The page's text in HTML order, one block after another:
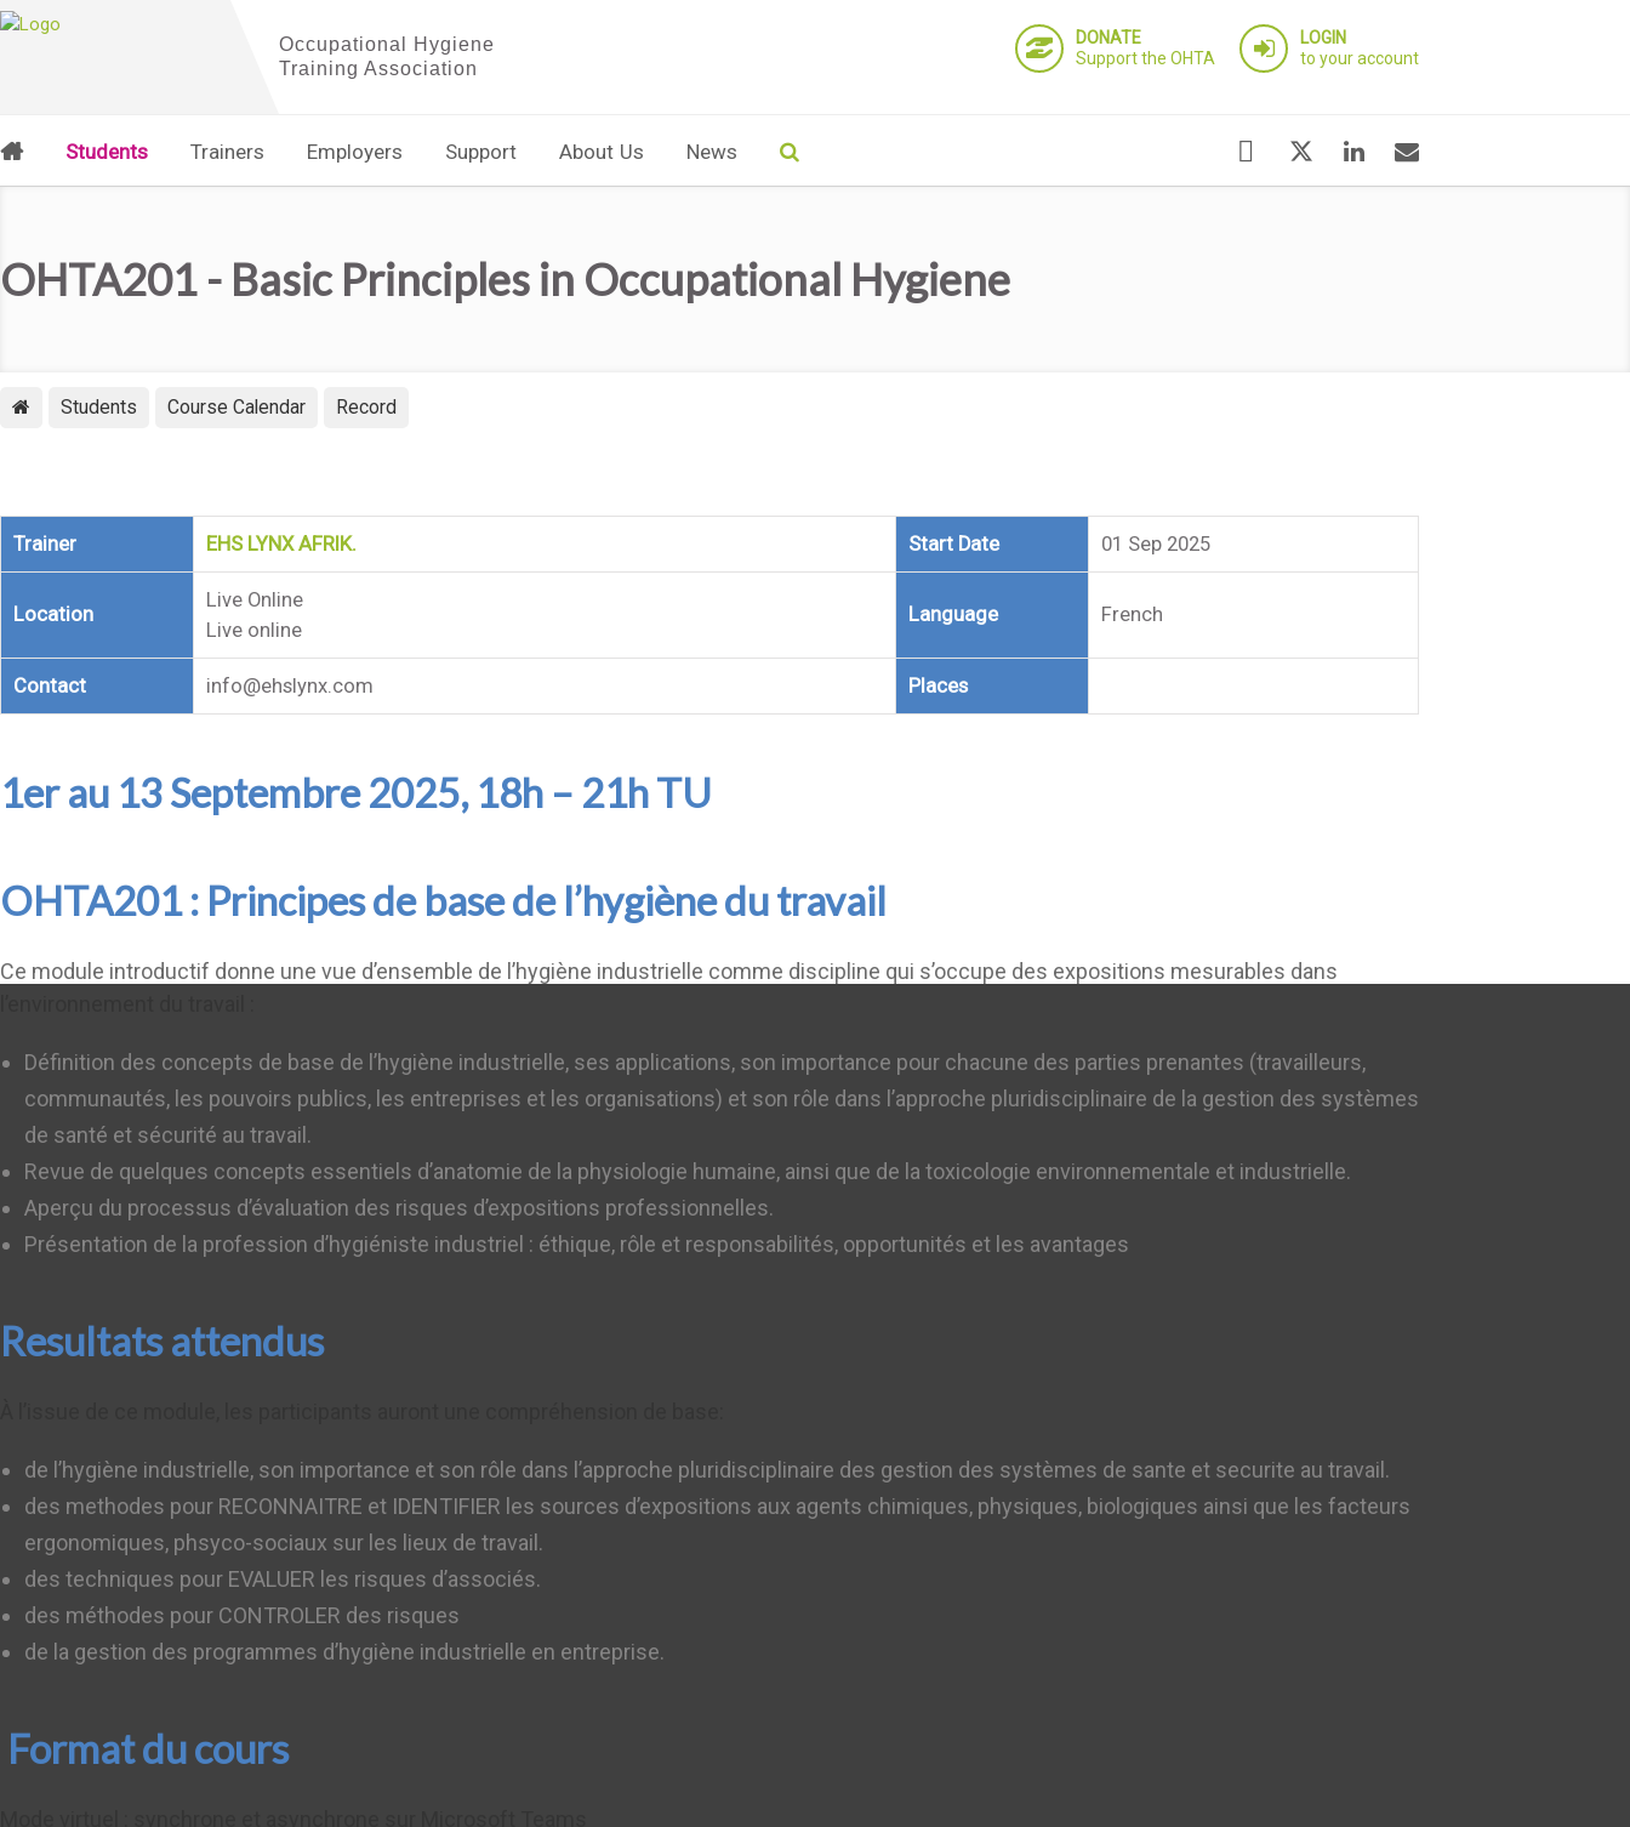
DONATE
Support the OHTA
LOGIN
to your account
Students Trainers Employers Support About Us News
OHTA201 - Basic Principles in Occupational Hygiene
Students Course Calendar Record
Trainer EHS LYNX AFRIK. Start Date 01 Sep 2025
Location
Live Online
Live online
Language French
Contact info@ehslynx.com Places
1er au 13 Septembre 2025, 18h – 21h TU
OHTA201 : Principes de base de l’hygiène du travail
Ce module introductif donne une vue d’ensemble de l’hygiène industrielle comme discipline qui s’occupe des expositions mesurables dans
Définition des concepts de base de l’hygiène industrielle, ses applications, son importance pour chacune des parties prenantes (travailleurs,
communautés, les pouvoirs publics, les entreprises et les organisations) et son rôle dans l’approche pluridisciplinaire de la gestion des systèmes
de santé et sécurité au travail.
Revue de quelques concepts essentiels d’anatomie de la physiologie humaine, ainsi que de la toxicologie environnementale et industrielle.
Aperçu du processus d’évaluation des risques d’expositions professionnelles.
Présentation de la profession d’hygiéniste industriel : éthique, rôle et responsabilités, opportunités et les avantages
Resultats attendus
de l’hygiène industrielle, son importance et son rôle dans l’approche pluridisciplinaire des gestion des systèmes de sante et securite au travail.
des methodes pour RECONNAITRE et IDENTIFIER les sources d’expositions aux agents chimiques, physiques, biologiques ainsi que les facteurs
ergonomiques, phsyco-sociaux sur les lieux de travail.
des techniques pour EVALUER les risques d’associés.
des méthodes pour CONTROLER des risques
de la gestion des programmes d’hygiène industrielle en entreprise.
Format du cours